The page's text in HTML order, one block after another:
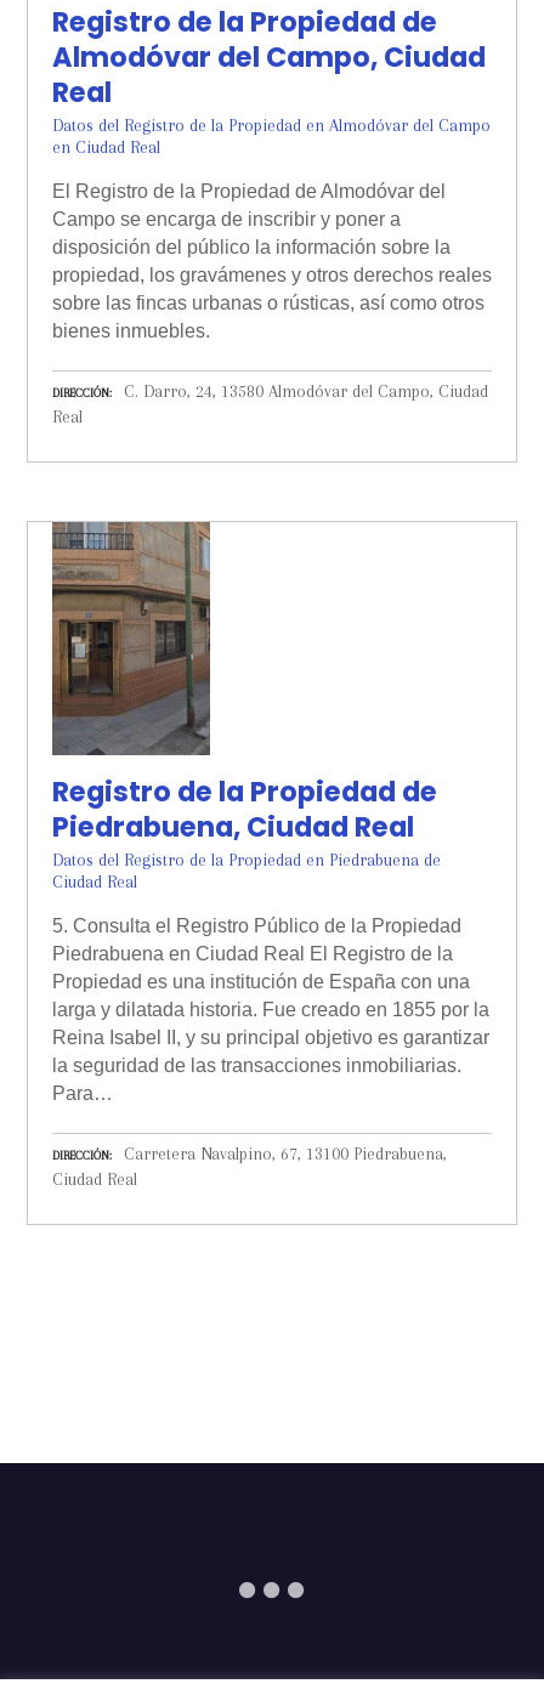
Registro de la Propiedad de
Almodóvar del Campo, Ciudad
Real
Datos del Registro de la Propiedad en Almodóvar del Campo
en Ciudad Real
El Registro de la Propiedad de Almodóvar del
Campo se encarga de inscribir y poner a
disposición del público la información sobre la
propiedad, los gravámenes y otros derechos reales
sobre las fincas urbanas o rústicas, así como otros
bienes inmuebles.
DIRECCIÓN
C. Darro, 24, 13580 Almodóvar del Campo, Ciudad
Real
Registro de la Propiedad de
Piedrabuena, Ciudad Real
Datos del Registro de la Propiedad en Piedrabuena de
Ciudad Real
5. Consulta el Registro Público de la Propiedad
Piedrabuena en Ciudad Real El Registro de la
Propiedad es una institución de España con una
larga y dilatada historia. Fue creado en 1855 por la
Reina Isabel II, y su principal objetivo es garantizar
la seguridad de las transacciones inmobiliarias.
Para…
DIRECCIÓN
Carretera Navalpino, 67, 13100 Piedrabuena,
Ciudad Real